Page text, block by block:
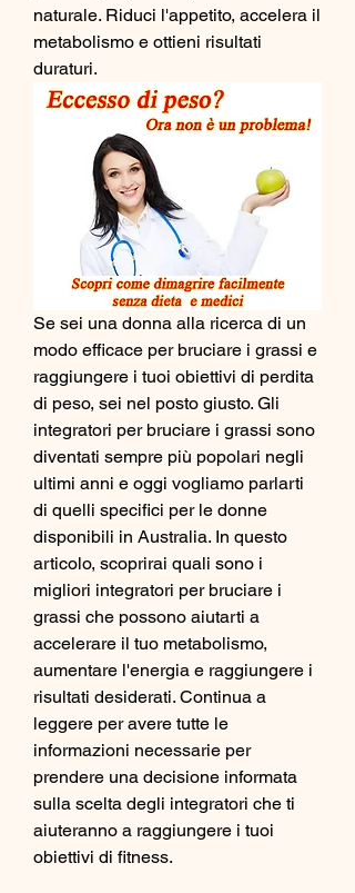
naturale. Riduci l'appetito, accelera il
metabolismo e ottieni risultati
duraturi.
Se sei una donna alla ricerca di un
modo efficace per bruciare i grassi e
raggiungere i tuoi obiettivi di perdita
di peso, sei nel posto giusto. Gli
integratori per bruciare i grassi sono
diventati sempre più popolari negli
ultimi anni e oggi vogliamo parlarti
di quelli specifici per le donne
disponibili in Australia. In questo
articolo, scoprirai quali sono i
migliori integratori per bruciare i
grassi che possono aiutarti a
accelerare il tuo metabolismo,
aumentare l'energia e raggiungere i
risultati desiderati. Continua a
leggere per avere tutte le
informazioni necessarie per
prendere una decisione informata
sulla scelta degli integratori che ti
aiuteranno a raggiungere i tuoi
obiettivi di fitness.